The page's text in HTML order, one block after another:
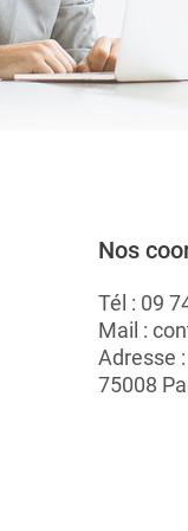
Nos
Tél : 09
Mail :
Adresse
75008